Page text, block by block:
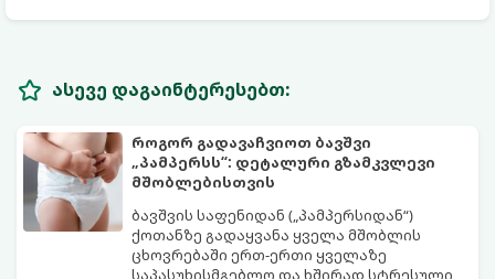
ასევე დაგაინტერესებთ:
როგორ გადავაჩვიოთ ბავშვი
„პამპერსს“: დეტალური გზამკვლევი
მშობლებისთვის
ბავშვის საფენიდან („პამპერსიდან“)
ქოთანზე გადაყვანა ყველა მშობლის
ცხოვრებაში ერთ-ერთი ყველაზე
საპასუხისმგებლო და ხშირად სტრესული